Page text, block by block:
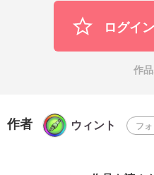
ログイ
作
作者 ウィント フ